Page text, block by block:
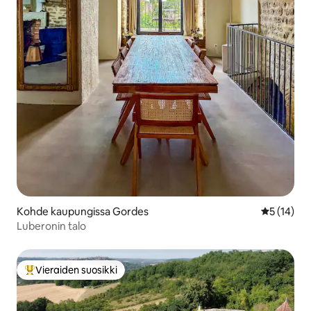
Kohde kaupungissa Gordes
5 (14)
Luberonin talo
Vieraiden suosikkien parhaimmistoa
Vieraiden suosikki